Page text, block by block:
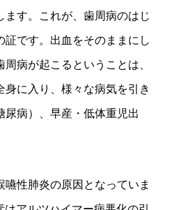
す。これが、歯周病のはじ
です。出血をそのままにし
病が起こるということは、
に入り、様々な病気を引き
病）、早産・低体重児出
性肺炎の原因となっていま